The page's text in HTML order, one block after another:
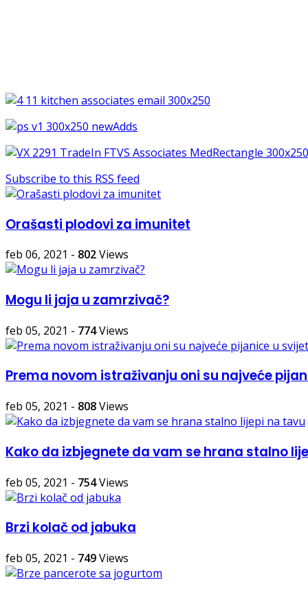
Subscribe to this RSS feed
Orašasti plodovi za imunitet
feb 06, 2021 - 802Views
Mogu li jaja u zamrzivač?
feb 05, 2021 - 774Views
Prema novom istraživanju oni su najveće
feb 05, 2021 - 808Views
Kako da izbjegnete da vam se hrana stalno
feb 05, 2021 - 754Views
Brzi kolač od jabuka
feb 05, 2021 - 749Views